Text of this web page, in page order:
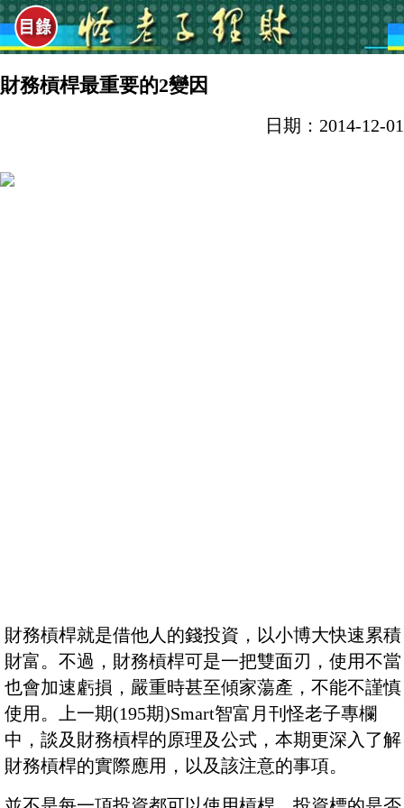
財務槓桿最重要的2變因
日期：2014-12-01
財務槓桿就是借他人的錢投資，以小博大快速累積
財富。不過，財務槓桿可是一把雙面刃，使用不當
也會加速虧損，嚴重時甚至傾家蕩產，不能不謹慎
使用。上一期(195期)Smart智富月刊怪老子專欄
中，談及財務槓桿的原理及公式，本期更深入了解
財務槓桿的實際應用，以及該注意的事項。